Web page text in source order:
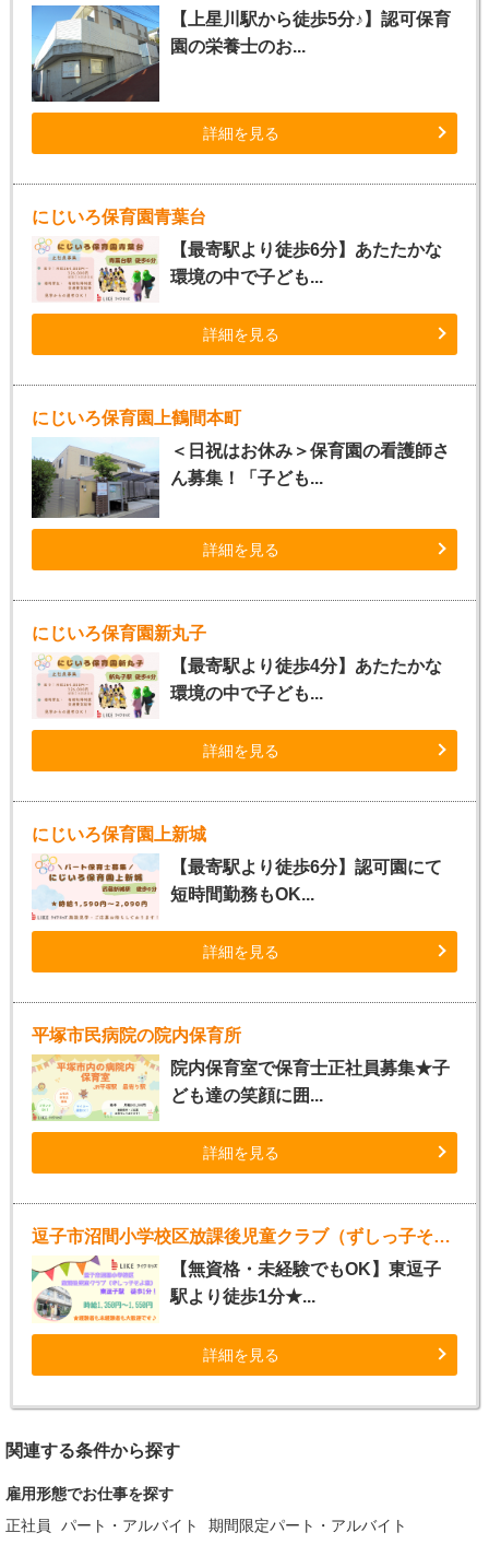
【上星川駅から徒歩5分♪】認可保育
園の栄養士のお...
詳細を見る
にじいろ保育園青葉台
【最寄駅より徒歩6分】あたたかな
環境の中で子ども...
詳細を見る
にじいろ保育園上鶴間本町
＜日祝はお休み＞保育園の看護師さ
ん募集！「子ども...
詳細を見る
にじいろ保育園新丸子
【最寄駅より徒歩4分】あたたかな
環境の中で子ども...
詳細を見る
にじいろ保育園上新城
【最寄駅より徒歩6分】認可園にて
短時間勤務もOK...
詳細を見る
平塚市民病院の院内保育所
院内保育室で保育士正社員募集★子
ども達の笑顔に囲...
詳細を見る
逗子市沼間小学校区放課後児童クラブ（ずしっ子そよ風）
【無資格・未経験でもOK】東逗子
駅より徒歩1分★...
詳細を見る
関連する条件から探す
雇用形態でお仕事を探す
正社員
パート・アルバイト 期間限定パート・アルバイト